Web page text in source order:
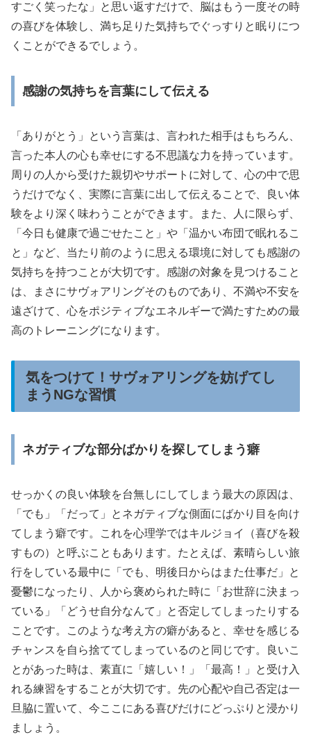
すごく笑ったな」と思い返すだけで、脳はもう一度その時
の喜びを体験し、満ち足りた気持ちでぐっすりと眠りにつ
くことができるでしょう。
感謝の気持ちを言葉にして伝える
「ありがとう」という言葉は、言われた相手はもちろん、
言った本人の心も幸せにする不思議な力を持っています。
周りの人から受けた親切やサポートに対して、心の中で思
うだけでなく、実際に言葉に出して伝えることで、良い体
験をより深く味わうことができます。また、人に限らず、
「今日も健康で過ごせたこと」や「温かい布団で眠れるこ
と」など、当たり前のように思える環境に対しても感謝の
気持ちを持つことが大切です。感謝の対象を見つけること
は、まさにサヴォアリングそのものであり、不満や不安を
遠ざけて、心をポジティブなエネルギーで満たすための最
高のトレーニングになります。
気をつけて！サヴォアリングを妨げてし
まうNGな習慣
ネガティブな部分ばかりを探してしまう癖
せっかくの良い体験を台無しにしてしまう最大の原因は、
「でも」「だって」とネガティブな側面にばかり目を向け
てしまう癖です。これを心理学ではキルジョイ（喜びを殺
すもの）と呼ぶこともあります。たとえば、素晴らしい旅
行をしている最中に「でも、明後日からはまた仕事だ」と
憂鬱になったり、人から褒められた時に「お世辞に決まっ
ている」「どうせ自分なんて」と否定してしまったりする
ことです。このような考え方の癖があると、幸せを感じる
チャンスを自ら捨ててしまっているのと同じです。良いこ
とがあった時は、素直に「嬉しい！」「最高！」と受け入
れる練習をすることが大切です。先の心配や自己否定は一
旦脇に置いて、今ここにある喜びだけにどっぷりと浸かり
ましょう。